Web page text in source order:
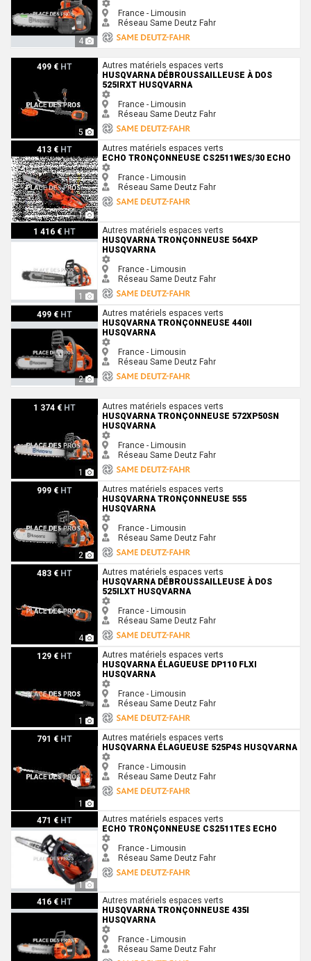
4
France - Limousin
Réseau Same Deutz Fahr
499 € HT
5
Husqvarna Débroussailleuse à dos 525iRXT Husqvarna
Autres matériels espaces verts
HUSQVARNA DÉBROUSSAILLEUSE À DOS
525IRXT HUSQVARNA
France - Limousin
Réseau Same Deutz Fahr
413 € HT
1
Echo Tronçonneuse CS2511WES/30 Echo
Autres matériels espaces verts
ECHO TRONÇONNEUSE CS2511WES/30 ECHO
France - Limousin
Réseau Same Deutz Fahr
1 416 € HT
1
Husqvarna Tronçonneuse 564XP Husqvarna
Autres matériels espaces verts
HUSQVARNA TRONÇONNEUSE 564XP
HUSQVARNA
France - Limousin
Réseau Same Deutz Fahr
499 € HT
2
Husqvarna Tronçonneuse 440II Husqvarna
Autres matériels espaces verts
HUSQVARNA TRONÇONNEUSE 440II
HUSQVARNA
France - Limousin
Réseau Same Deutz Fahr
1 374 € HT
1
Husqvarna Tronçonneuse 572XP50SN Husqvarna
Autres matériels espaces verts
HUSQVARNA TRONÇONNEUSE 572XP50SN
HUSQVARNA
France - Limousin
Réseau Same Deutz Fahr
999 € HT
2
Husqvarna Tronçonneuse 555 Husqvarna
Autres matériels espaces verts
HUSQVARNA TRONÇONNEUSE 555
HUSQVARNA
France - Limousin
Réseau Same Deutz Fahr
483 € HT
4
Husqvarna Débroussailleuse à dos 525iLXT Husqvarna
Autres matériels espaces verts
HUSQVARNA DÉBROUSSAILLEUSE À DOS
525ILXT HUSQVARNA
France - Limousin
Réseau Same Deutz Fahr
129 € HT
1
Husqvarna Élagueuse DP110 FLXI Husqvarna
Autres matériels espaces verts
HUSQVARNA ÉLAGUEUSE DP110 FLXI
HUSQVARNA
France - Limousin
Réseau Same Deutz Fahr
791 € HT
1
Husqvarna Élagueuse 525P4S Husqvarna
Autres matériels espaces verts
HUSQVARNA ÉLAGUEUSE 525P4S HUSQVARNA
France - Limousin
Réseau Same Deutz Fahr
471 € HT
1
Echo Tronçonneuse CS2511TES EchoAutres matériels espaces verts
ECHO TRONÇONNEUSE CS2511TES ECHO
France - Limousin
Réseau Same Deutz Fahr
416 € HT
Husqvarna Tronçonneuse 435i Husqvarna
Autres matériels espaces verts
HUSQVARNA TRONÇONNEUSE 435I
HUSQVARNA
France - Limousin
Réseau Same Deutz Fahr